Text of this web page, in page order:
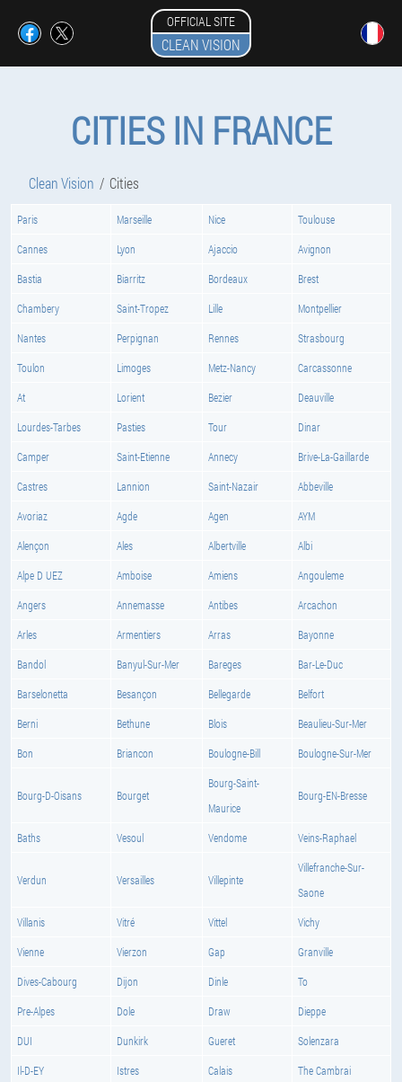
OFFICIAL SITE
CLEAN VISION
CITIES IN FRANCE
Clean Vision Cities
Paris Marseille Nice Toulouse
Cannes Lyon Ajaccio Avignon
Bastia Biarritz Bordeaux Brest
Chambery Saint-Tropez Lille Montpellier
Nantes Perpignan Rennes Strasbourg
Toulon Limoges Metz-Nancy Carcassonne
At Lorient Bezier Deauville
Lourdes-Tarbes Pasties Tour Dinar
Camper Saint-Etienne Annecy Brive-La-Gaillarde
Castres Lannion Saint-Nazair Abbeville
Avoriaz Agde Agen AYM
Alençon Ales Albertville Albi
Alpe D UEZ Amboise Amiens Angouleme
Angers Annemasse Antibes Arcachon
Arles Armentiers Arras Bayonne
Bandol Banyul-Sur-Mer Bareges Bar-Le-Duc
Barselonetta Besançon Bellegarde Belfort
Berni Bethune Blois Beaulieu-Sur-Mer
Bon Briancon Boulogne-Bill Boulogne-Sur-Mer
Bourg-D-Oisans Bourget
Bourg-Saint-
Maurice
Bourg-EN-Bresse
Baths Vesoul Vendome Veins-Raphael
Verdun Versailles Villepinte
Villefranche-Sur-
Saone
Villanis Vitré Vittel Vichy
Vienne Vierzon Gap Granville
Dives-Cabourg Dijon Dinle To
Pre-Alpes Dole Draw Dieppe
DUI Dunkirk Gueret Solenzara
Il-D-EY Istres Calais The Cambrai